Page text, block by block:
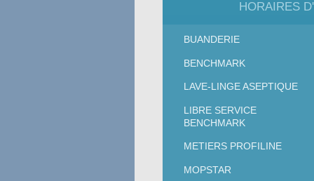
HORAIRES
BUANDERIE
BENCHMARK
LAVE-LINGE ASEPTIQUE
LIBRE SERVICE
BENCHMARK
METIERS PROFILINE
MOPSTAR